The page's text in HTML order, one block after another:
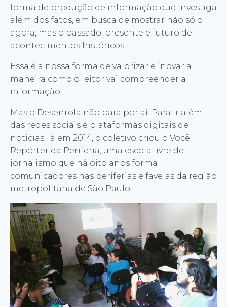
forma de produção de informação que investiga
além dos fatos, em busca de mostrar não só o
agora, mas o passado, presente e futuro de
acontecimentos históricos.
Essa é a nossa forma de valorizar e inovar a
maneira como o leitor vai compreender a
informação.
Mas o Desenrola não para por aí. Para ir além
das redes sociais e plataformas digitais de
notícias, lá em 2014, o coletivo criou o Você
Repórter da Periferia, uma escola livre de
jornalismo que há oito anos forma
comunicadores nas periferias e favelas da região
metropolitana de São Paulo.